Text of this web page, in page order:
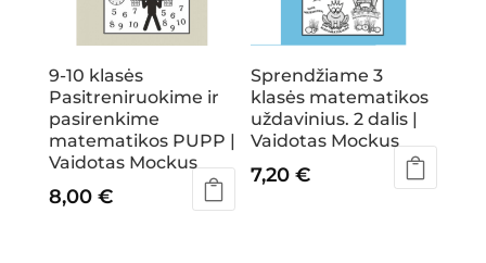
9-10 klasės
Pasitreniruokime ir
pasirenkime
matematikos PUPP |
Vaidotas Mockus
8,00 €
Sprendžiame 3
klasės matematikos
uždavinius. 2 dalis |
Vaidotas Mockus
7,20€